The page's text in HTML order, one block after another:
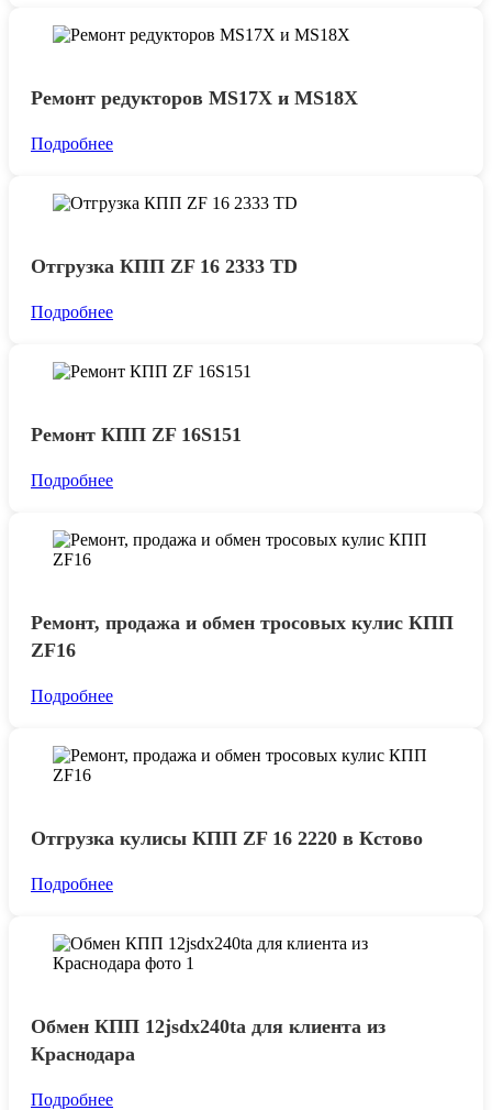
Ремонт редукторов MS17X и MS18X
Подробнее
Отгрузка КПП ZF 16 2333 TD
Подробнее
Ремонт КПП ZF 16S151
Подробнее
Ремонт, продажа и обмен тросовых кулис КПП
ZF16
Подробнее
Отгрузка кулисы КПП ZF 16 2220 в Кстово
Подробнее
Обмен КПП 12jsdx240ta для клиента из
Краснодара
Подробнее